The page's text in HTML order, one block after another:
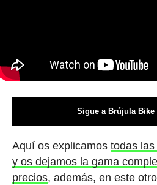
Sigue a Brújula Bike
Aquí os explicamos todas
y os dejamos la gama
precios, además, en este